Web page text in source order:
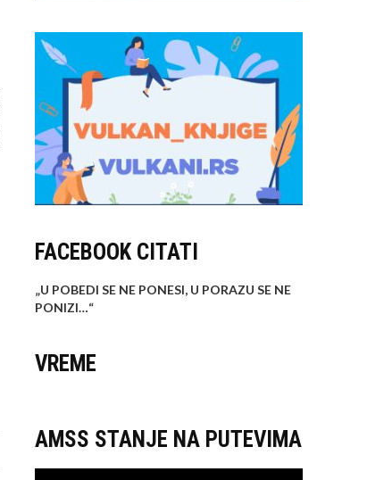
FACEBOOK CITATI
„U POBEDI SE NE PONESI, U PORAZU SE NE
PONIZI…“
VREME
AMSS STANJE NA PUTEVIMA